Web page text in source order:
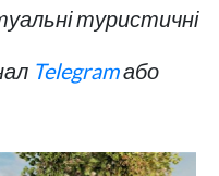
туристичні
Telegramабо